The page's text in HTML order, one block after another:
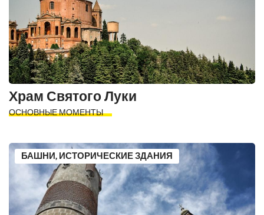
Храм Святого Луки
ОСНОВНЫЕ МОМЕНТЫ
БАШНИ, ИСТОРИЧЕСКИЕ ЗДАНИЯ